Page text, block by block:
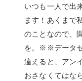
いつも一人で出
ます！あくまで
のことなので、
を。※※データ
違えると、アン
おさなくてはな